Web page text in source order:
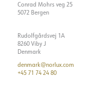
Conrad Mohrs veg 25
5072 Bergen
Rudolfgårdsvej 1A
8260 Viby J
Denmark
denmark@norlux.com
+45 71 74 24 80